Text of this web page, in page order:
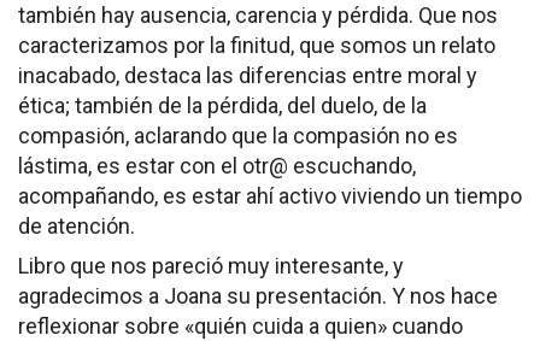
también hay ausencia, carencia y pérdida. Que nos
caracterizamos por la finitud, que somos un relato
inacabado, destaca las diferencias entre moral y
ética; también de la pérdida, del duelo, de la
compasión, aclarando que la compasión no es
lástima, es estar con el otr@ escuchando,
acompañando, es estar ahí activo viviendo un tiempo
de atención.
Libro que nos pareció muy interesante, y
agradecimos a Joana su presentación. Y nos hace
reflexionar sobre «quién cuida a quien» cuando